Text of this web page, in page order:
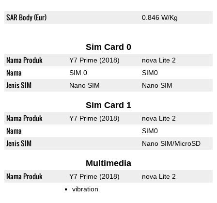
SAR Body (Eur) 0.846 W/Kg
Sim Card 0
Nama Produk Y7 Prime (2018) nova Lite 2
Nama SIM 0 SIM0
Jenis SIM Nano SIM Nano SIM
Sim Card 1
Nama Produk Y7 Prime (2018) nova Lite 2
Nama SIM0
Jenis SIM Nano SIM/MicroSD
Multimedia
Nama Produk Y7 Prime (2018) nova Lite 2
vibration